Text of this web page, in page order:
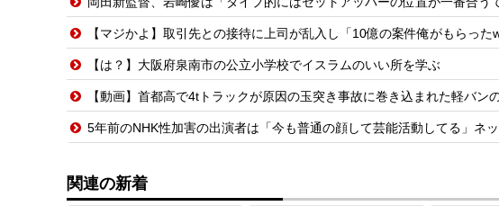
【マジかよ】取引先との接待に上司が乱入し「10億の案件俺がもらったw残念だったな負
【は？】大阪府泉南市の公立小学校でイスラムのいい所を学ぶ
【動画】首都高で4tトラックが原因の玉突き事故に巻き込まれた軽バンの
5年前のNHK性加害の出演者は「今も普通の顔して芸能活動してる」ネ
関連の新着